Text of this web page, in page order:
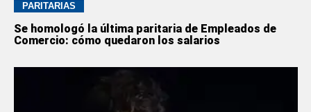
PARITARIAS
Se homologó la última paritaria de Empleados de
Comercio: cómo quedaron los salarios